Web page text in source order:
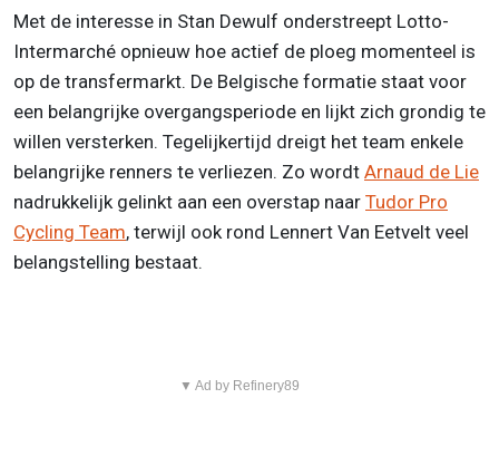
Met de interesse in Stan Dewulf onderstreept Lotto-
Intermarché opnieuw hoe actief de ploeg momenteel is
op de transfermarkt. De Belgische formatie staat voor
een belangrijke overgangsperiode en lijkt zich grondig te
willen versterken. Tegelijkertijd dreigt het team enkele
belangrijke renners te verliezen. Zo wordt Arnaud de Lie
nadrukkelijk gelinkt aan een overstap naar Tudor Pro
Cycling Team, terwijl ook rond Lennert Van Eetvelt veel
belangstelling bestaat.
▼ Ad by Refinery89